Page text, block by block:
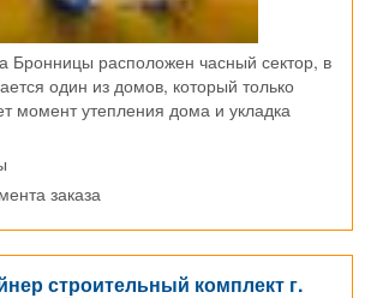
Бронницы расположен часный сектор, в
один из домов, который только
момент утепления дома и укладка
заказа
строительный комплект г.